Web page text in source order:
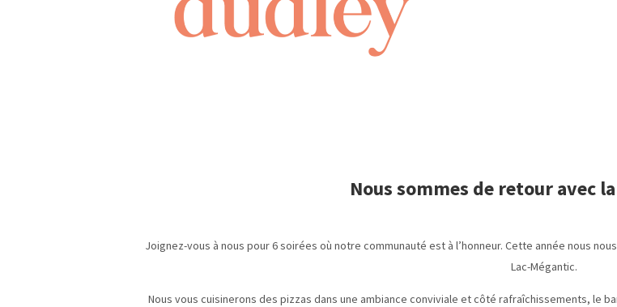
Nous sommes de retour avec
Joignez-vous à nous pour 6 soirées où notre communauté est à l’honneur. Cette année nous
Lac-Mégantic.
Nous vous cuisinerons des pizzas dans une ambiance conviviale et côté rafraîchissements, le